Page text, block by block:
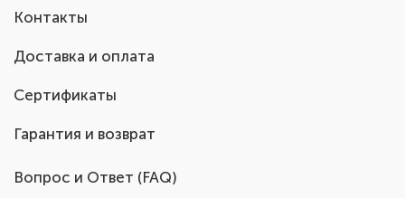
Контакты
Доставка и оплата
Сертификаты
Гарантия и возврат
Вопрос и Ответ (FAQ)